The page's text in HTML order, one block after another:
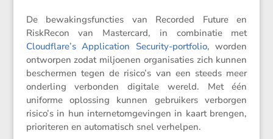
De bewakings­func­ties van Recorded Future en
RiskRecon van Master­card, in combi­natie met
Cloudflare’s Appli­ca­tion Security-portfolio, worden
ontworpen zodat miljoenen organi­sa­ties zich kunnen
beschermen tegen de risico’s van een steeds meer
onder­ling verbonden digitale wereld. Met één
uniforme oplos­sing kunnen gebrui­kers verborgen
risico’s in hun inter­ne­tom­ge­vingen in kaart brengen,
priori­teren en automa­tisch snel verhelpen.